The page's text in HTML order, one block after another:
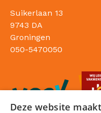
Suikerlaan 13
9743 DA
Groningen
050-5470050
Deze website